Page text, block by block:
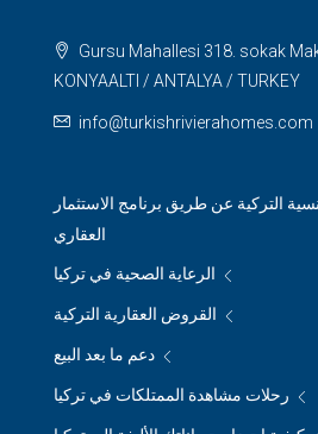
Gursu Mahallesi 318. sokak
KONYAALTI / ANTALYA / TURKEY
info@turkishrivierahomes.com
التركية عن طريق برنامج الاستثمار
العقاري
الرعاية الصحية في تركيا
القروض العقارية التركية
دعم ما بعد البيع
رحلات مشاهدة الممتلكات في تركيا